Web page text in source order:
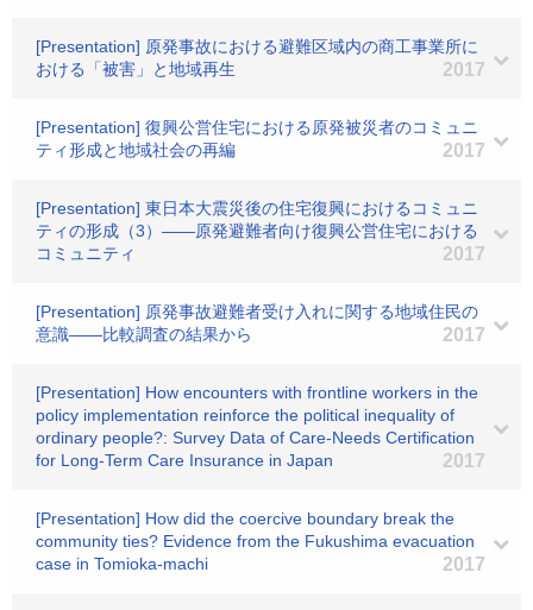
[Presentation] 原発事故における避難区域内の商工事業所に
おける「被害」と地域再生
2017
[Presentation] 復興公営住宅における原発被災者のコミュニ
ティ形成と地域社会の再編
2017
[Presentation] 東日本大震災後の住宅復興におけるコミュニ
ティの形成（3）――原発避難者向け復興公営住宅における
コミュニティ
2017
[Presentation] 原発事故避難者受け入れに関する地域住民の
意識――比較調査の結果から
2017
[Presentation] How encounters with frontline workers in the
policy implementation reinforce the political inequality of
ordinary people?: Survey Data of Care-Needs Certification
for Long-Term Care Insurance in Japan
2017
[Presentation] How did the coercive boundary break the
community ties? Evidence from the Fukushima evacuation
case in Tomioka-machi
2017